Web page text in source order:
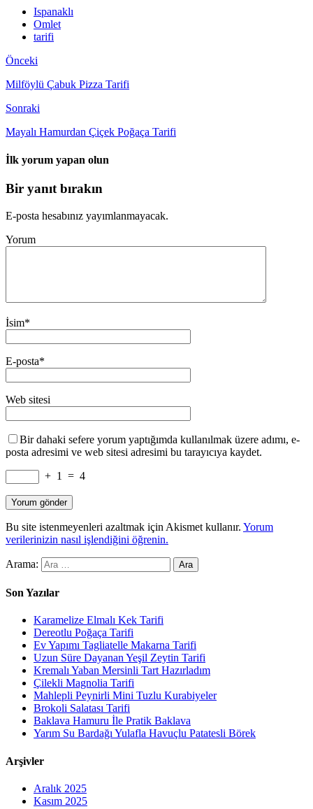
Ispanaklı
Omlet
tarifi
Önceki
Milföylü Çabuk Pizza Tarifi
Sonraki
Mayalı Hamurdan Çiçek Poğaça Tarifi
İlk yorum yapan olun
Bir yanıt bırakın
E-posta hesabınız yayımlanmayacak.
Yorum
İsim*
E-posta*
Web sitesi
Bir dahaki sefere yorum yaptığımda kullanılmak üzere adımı, e-
posta adresimi ve web sitesi adresimi bu tarayıcıya kaydet.
+ 1 = 4
Bu site istenmeyenleri azaltmak için Akismet kullanır. Yorum
verilerinizin nasıl işlendiğini öğrenin.
Arama:
Son Yazılar
Karamelize Elmalı Kek Tarifi
Dereotlu Poğaça Tarifi
Ev Yapımı Tagliatelle Makarna Tarifi
Uzun Süre Dayanan Yeşil Zeytin Tarifi
Kremalı Yaban Mersinli Tart Hazırladım
Çilekli Magnolia Tarifi
Mahlepli Peynirli Mini Tuzlu Kurabiyeler
Brokoli Salatası Tarifi
Baklava Hamuru İle Pratik Baklava
Yarım Su Bardağı Yulafla Havuçlu Patatesli Börek
Arşivler
Aralık 2025
Kasım 2025